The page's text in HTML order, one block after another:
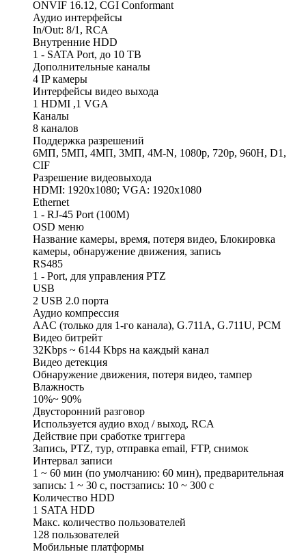
ONVIF 16.12, CGI Conformant
Аудио интерфейсы
In/Out: 8/1, RCA
Внутренние HDD
1 - SATA Port, до 10 TB
Дополнительные каналы
4 IP камеры
Интерфейсы видео выхода
1 HDMI ,1 VGA
Каналы
8 каналов
Поддержка разрешений
6МП, 5МП, 4МП, 3МП, 4M-N, 1080p, 720p, 960H, D1,
CIF
Разрешение видеовыхода
HDMI: 1920x1080; VGA: 1920x1080
Ethernet
1 - RJ-45 Port (100M)
OSD меню
Название камеры, время, потеря видео, Блокировка
камеры, обнаружение движения, запись
RS485
1 - Port, для управления PTZ
USB
2 USB 2.0 порта
Аудио компрессия
AAC (только для 1-го канала), G.711A, G.711U, PCM
Видео битрейт
32Kbps ~ 6144 Kbps на каждый канал
Видео детекция
Обнаружение движения, потеря видео, тампер
Влажность
10%~ 90%
Двусторонний разговор
Используется аудио вход / выход, RCA
Действие при сработке триггера
Запись, PTZ, тур, отправка email, FTP, снимок
Интервал записи
1 ~ 60 мин (по умолчанию: 60 мин), предварительная
запись: 1 ~ 30 с, постзапись: 10 ~ 300 с
Количество HDD
1 SATA HDD
Макс. количество пользователей
128 пользователей
Мобильные платформы